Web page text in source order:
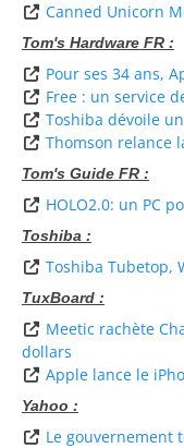
Canned Unicorn
Tom's Hardware FR :
Pour ses 34 ans,
Free : un service
Toshiba dévoile
Thomson relance
Tom's Guide FR :
HOLO2.0: un PC
Toshiba :
Toshiba Tubetop,
TuxBoard :
Meetic rachète
dollars
Apple lance le
Yahoo :
Le gouvernement